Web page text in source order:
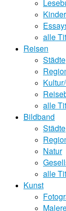
alle
Reisen
Städte
alle
Bildband
Städte
Natur
alle
Kunst